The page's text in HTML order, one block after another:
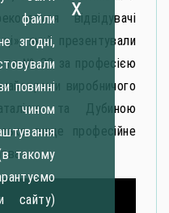
відвідувачі
який презентували
та № 32 за професією
виробничого
та Дубиною
вище професійне
файли
згодні,
повинні
чином
такому
сайту)
x